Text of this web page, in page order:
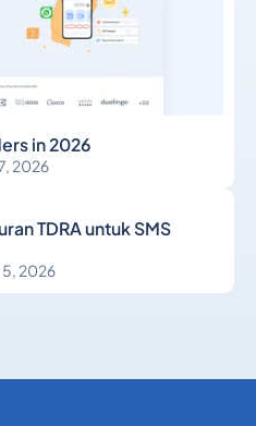
in 2026
2026
TDRA untuk SMS
2026